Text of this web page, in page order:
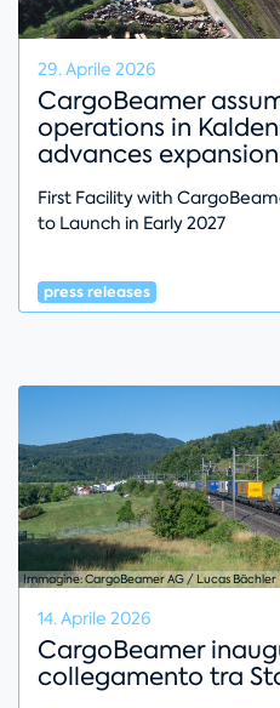
29. Aprile 2026
CargoBeamer
operations in
advances expansion
First Facility with
to Launch in Early 2027
press releases
Immagine: CargoBeamer AG / Lucas Bächler
14. Aprile 2026
CargoBeamer
collegamento tra